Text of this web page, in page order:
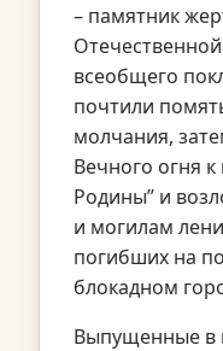
– памятник
всеобщего
почтили
молчания,
Вечного огня
Родины” и
и могилам
погибших на
блокадном
Выпущенные в